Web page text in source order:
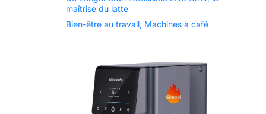
【INSTALLATION SANS
Installez ce climatiseur
portable pour les pièces
support de fenêtre
réglable et branchez-le.
nécessaire : idéal pour la
plupart des fenêtres
maîtrise du latte
Bien-être au travail, Machines à café